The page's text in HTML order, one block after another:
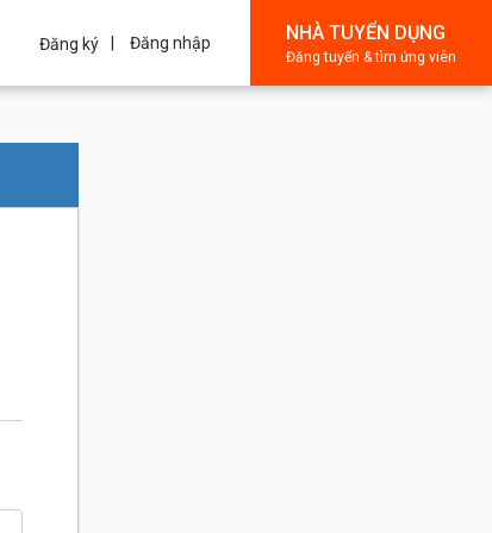
Đăng ký Đăng nhập NHÀ TUYỂN DỤNG
Đăng tuyển & tìm ứng viên